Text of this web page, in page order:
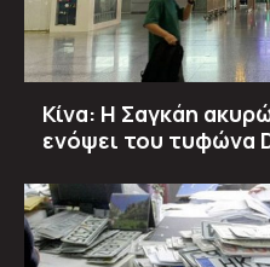
Κίνα: Η Σαγκάη
ενόψει του τυφώνα